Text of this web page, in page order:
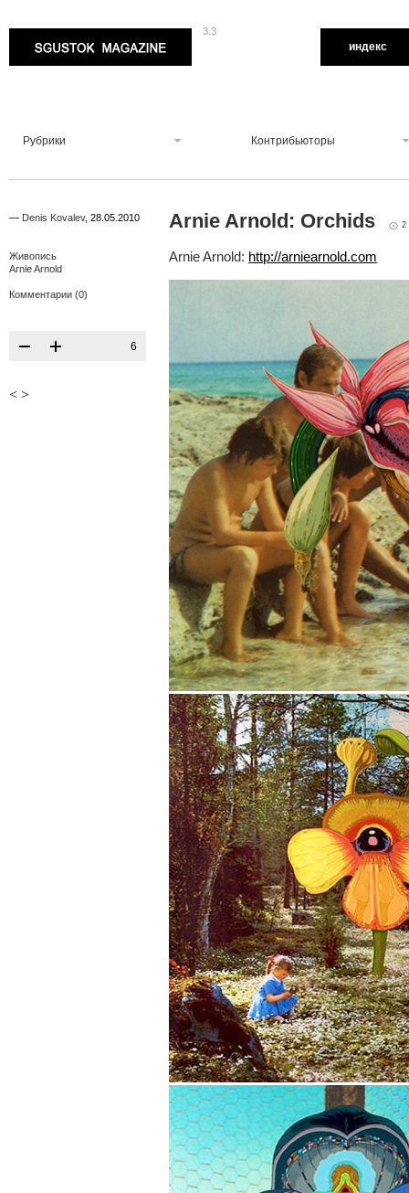
3.3
индекс
Рубрики Контрибьюторы
— Denis Kovalev, 28.05.2010
Живопись
Arnie Arnold
Комментарии (0)
6
< >
Arnie Arnold: Orchids 2
Arnie Arnold: http://arniearnold.com